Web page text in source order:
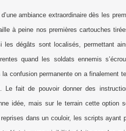
ambiance extraordinaire dès les
à peine nos premières cartouches
les dégâts sont localisés, permettant
quand les soldats ennemis
confusion permanente on a finalement
Le fait de pouvoir donner des
idée, mais sur le terrain cette option
dans un couloir, les scripts ayant